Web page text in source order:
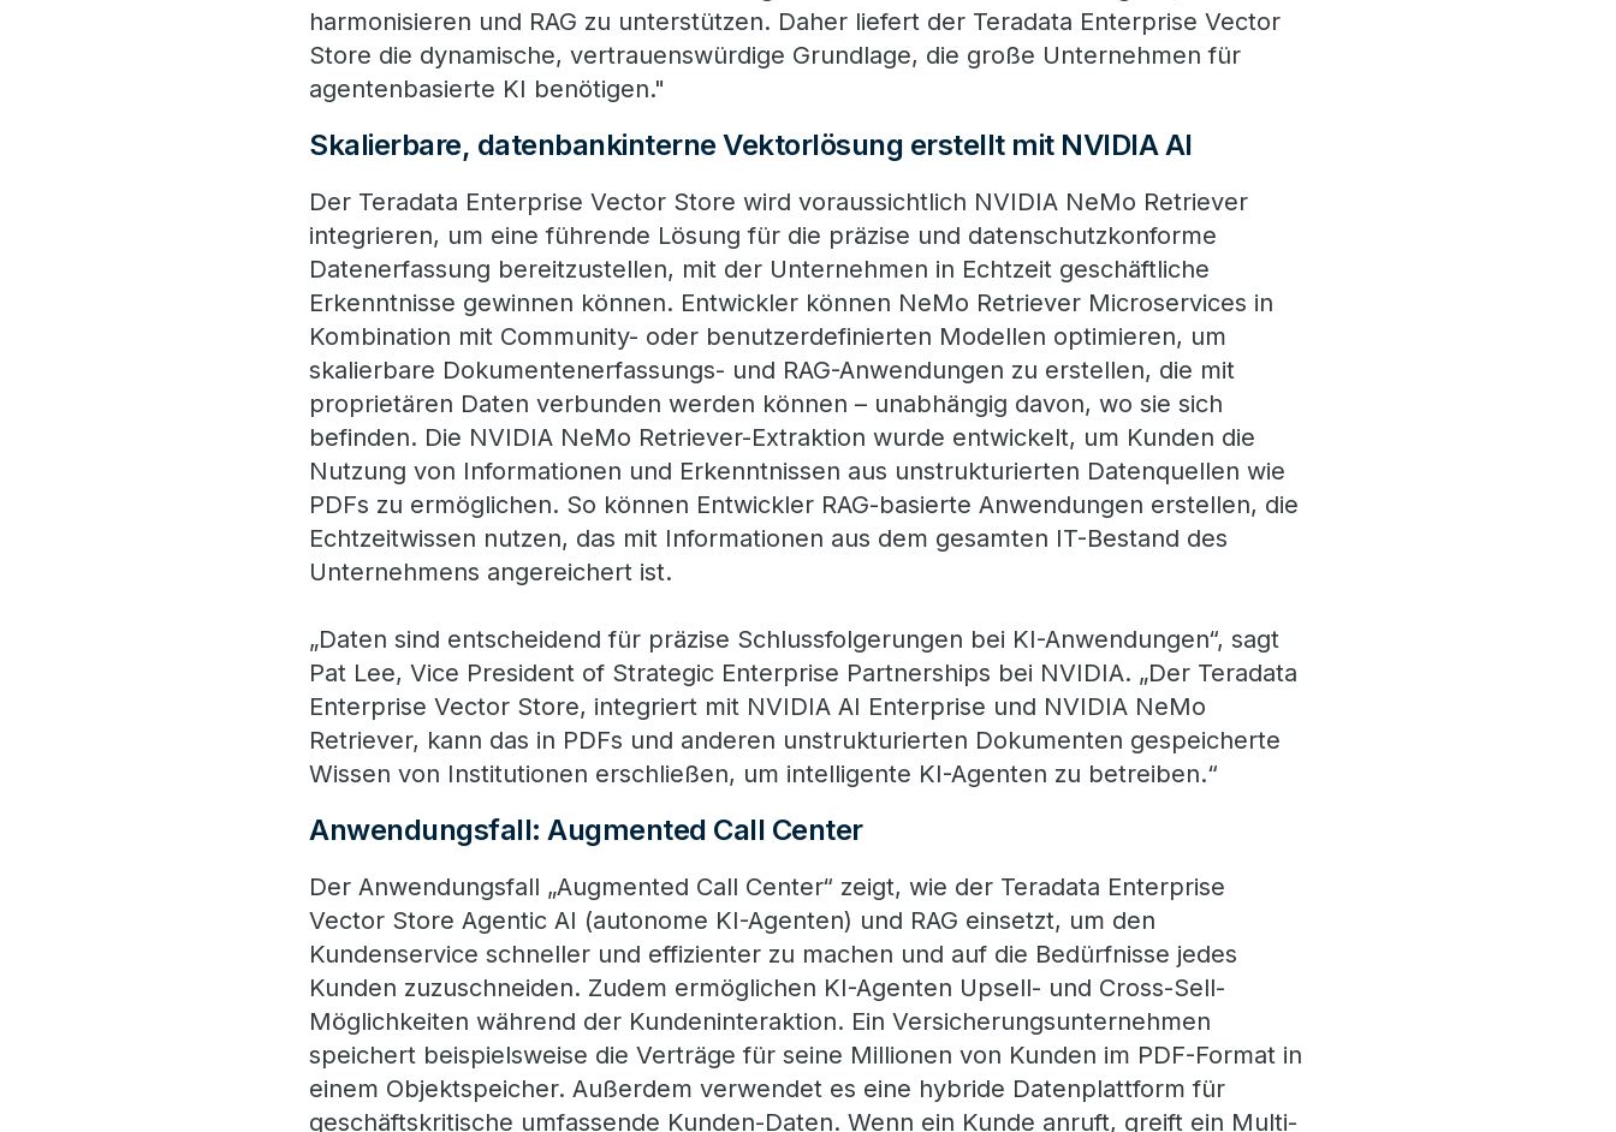
harmonisieren und RAG zu unterstützen. Daher liefert der Teradata Enterprise Vector
Store die dynamische, vertrauenswürdige Grundlage, die große Unternehmen für
agentenbasierte KI benötigen."
Skalierbare, datenbankinterne Vektorlösung erstellt mit NVIDIA AI
Der Teradata Enterprise Vector Store wird voraussichtlich NVIDIA NeMo Retriever
integrieren, um eine führende Lösung für die präzise und datenschutzkonforme
Datenerfassung bereitzustellen, mit der Unternehmen in Echtzeit geschäftliche
Erkenntnisse gewinnen können. Entwickler können NeMo Retriever Microservices in
Kombination mit Community- oder benutzerdefinierten Modellen optimieren, um
skalierbare Dokumentenerfassungs- und RAG-Anwendungen zu erstellen, die mit
proprietären Daten verbunden werden können – unabhängig davon, wo sie sich
befinden. Die NVIDIA NeMo Retriever-Extraktion wurde entwickelt, um Kunden die
Nutzung von Informationen und Erkenntnissen aus unstrukturierten Datenquellen wie
PDFs zu ermöglichen. So können Entwickler RAG-basierte Anwendungen erstellen, die
Echtzeitwissen nutzen, das mit Informationen aus dem gesamten IT-Bestand des
Unternehmens angereichert ist.
„Daten sind entscheidend für präzise Schlussfolgerungen bei KI-Anwendungen“, sagt
Pat Lee, Vice President of Strategic Enterprise Partnerships bei NVIDIA. „Der Teradata
Enterprise Vector Store, integriert mit NVIDIA AI Enterprise und NVIDIA NeMo
Retriever, kann das in PDFs und anderen unstrukturierten Dokumenten gespeicherte
Wissen von Institutionen erschließen, um intelligente KI-Agenten zu betreiben.“
Anwendungsfall: Augmented Call Center
Der Anwendungsfall „Augmented Call Center“ zeigt, wie der Teradata Enterprise
Vector Store Agentic AI (autonome KI-Agenten) und RAG einsetzt, um den
Kundenservice schneller und effizienter zu machen und auf die Bedürfnisse jedes
Kunden zuzuschneiden. Zudem ermöglichen KI-Agenten Upsell- und Cross-Sell-
Möglichkeiten während der Kundeninteraktion. Ein Versicherungsunternehmen
speichert beispielsweise die Verträge für seine Millionen von Kunden im PDF-Format in
einem Objektspeicher. Außerdem verwendet es eine hybride Datenplattform für
geschäftskritische umfassende Kunden-Daten. Wenn ein Kunde anruft, greift ein Multi-